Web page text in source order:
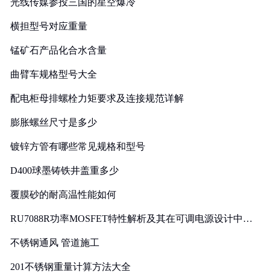
光线传媒参投三国的星空爆冷
横担型号对应重量
锰矿石产品化合水含量
曲臂车规格型号大全
配电柜母排螺栓力矩要求及连接规范详解
膨胀螺丝尺寸是多少
镀锌方管有哪些常见规格和型号
D400球墨铸铁井盖重多少
覆膜砂的耐高温性能如何
RU7088R功率MOSFET特性解析及其在可调电源设计中的
不锈钢通风 管道施工
201不锈钢重量计算方法大全